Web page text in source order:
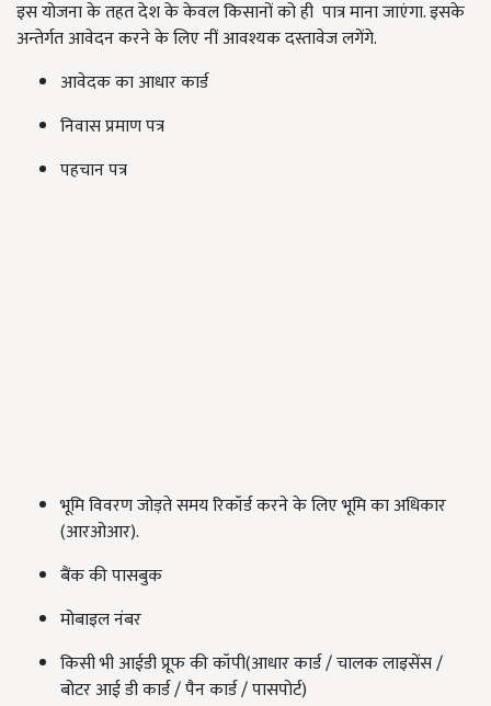
इस योजना के तहत देश के केवल किसानों को ही पात्र माना जाएंगा. इसके
अन्तेर्गत आवेदन करने के लिए नीं आवश्यक दस्तावेज लगेंगे.
आवेदक का आधार कार्ड
निवास प्रमाण पत्र
पहचान पत्र
भूमि विवरण जोड़ते समय रिकॉर्ड करने के लिए भूमि का अधिकार
(आरओआर).
बैंक की पासबुक
मोबाइल नंबर
किसी भी आईडी प्रूफ की कॉपी(आधार कार्ड / चालक लाइसेंस /
बोटर आई डी कार्ड / पैन कार्ड / पासपोर्ट)